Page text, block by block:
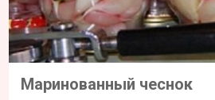
Маринованный чеснок